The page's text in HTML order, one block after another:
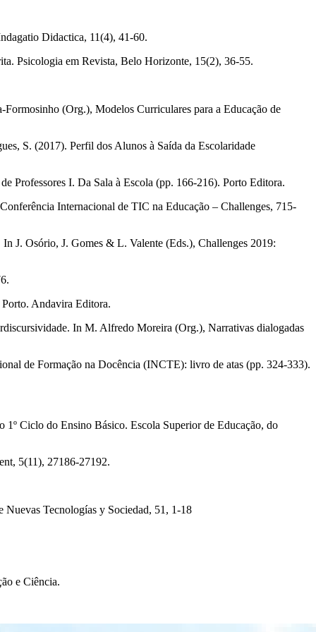
Didactica, 11(4), 41‐60.
Psicologia em Revista, Belo Horizonte, 15(2), 36‐55.
(Org.), Modelos Curriculares para a Educação de
S. (2017). Perfil dos Alunos à Saída da Escolaridade
Professores I. Da Sala à Escola (pp. 166‐216). Porto Editora.
Internacional de TIC na Educação – Challenges, 715‐
J. Osório, J. Gomes & L. Valente (Eds.), Challenges 2019:
Porto. Andavira Editora.
In M. Alfredo Moreira (Org.), Narrativas dialogadas
de Formação na Docência (INCTE): livro de atas (pp. 324‐333).
Ciclo do Ensino Básico. Escola Superior de Educação, do
5(11), 27186‐27192.
Tecnologías y Sociedad, 51, 1‐18
e Ciência.